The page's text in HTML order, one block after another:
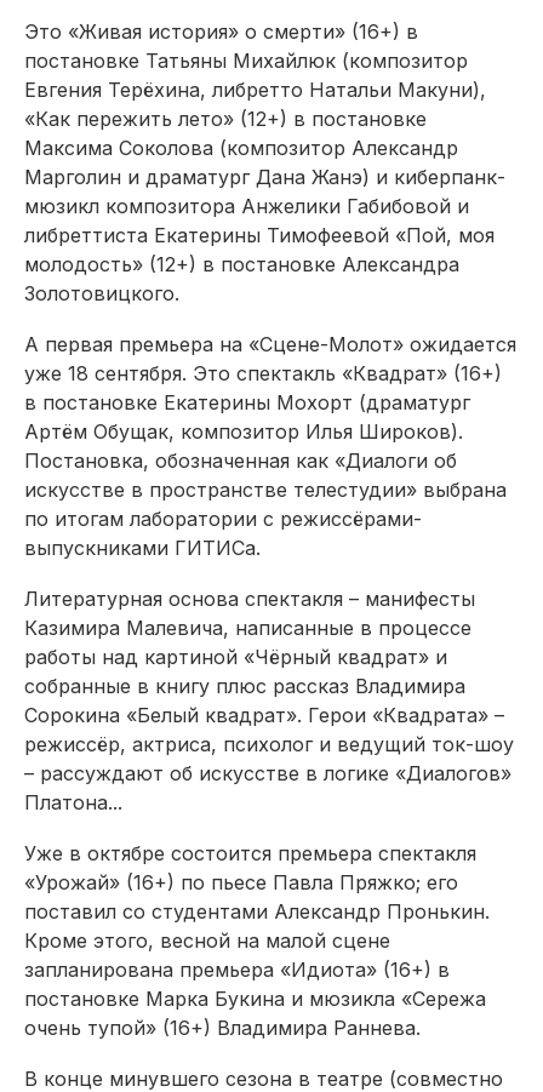
Это «Живая история» о смерти» (16+) в
постановке Татьяны Михайлюк (композитор
Евгения Терёхина, либретто Натальи Макуни),
«Как пережить лето» (12+) в постановке
Максима Соколова (композитор Александр
Марголин и драматург Дана Жанэ) и киберпанк-
мюзикл композитора Анжелики Габибовой и
либреттиста Екатерины Тимофеевой «Пой, моя
молодость» (12+) в постановке Александра
Золотовицкого.
А первая премьера на «Сцене-Молот» ожидается
уже 18 сентября. Это спектакль «Квадрат» (16+)
в постановке Екатерины Мохорт (драматург
Артём Обущак, композитор Илья Широков).
Постановка, обозначенная как «Диалоги об
искусстве в пространстве телестудии» выбрана
по итогам лаборатории с режиссёрами-
выпускниками ГИТИСа.
Литературная основа спектакля – манифесты
Казимира Малевича, написанные в процессе
работы над картиной «Чёрный квадрат» и
собранные в книгу плюс рассказ Владимира
Сорокина «Белый квадрат». Герои «Квадрата» –
режиссёр, актриса, психолог и ведущий ток-шоу
– рассуждают об искусстве в логике «Диалогов»
Платона...
Уже в октябре состоится премьера спектакля
«Урожай» (16+) по пьесе Павла Пряжко; его
поставил со студентами Александр Пронькин.
Кроме этого, весной на малой сцене
запланирована премьера «Идиота» (16+) в
постановке Марка Букина и мюзикла «Сережа
очень тупой» (16+) Владимира Раннева.
В конце минувшего сезона в театре (совместно